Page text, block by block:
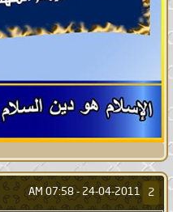
2
24-04-2011 -
07:58 AM